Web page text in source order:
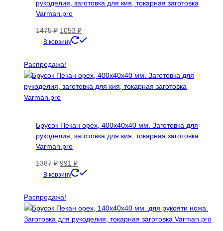
рукоделия, заготовка для кия, токарная заготовка
Varman.pro
1475₽ Первоначальная
цена
1475 ₽.
1053 ₽Текущая
цена:
В корзину
Распродажа!
Брусок Пекан орех, 400х40х40 мм. Заготовка для
рукоделия, заготовка для кия, токарная заготовка
Varman.pro
1387₽ Первоначальная
цена
1387 ₽.
991 ₽Текущая
цена:
В корзину
Распродажа!